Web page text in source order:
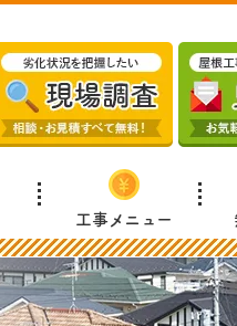
工事メニュー